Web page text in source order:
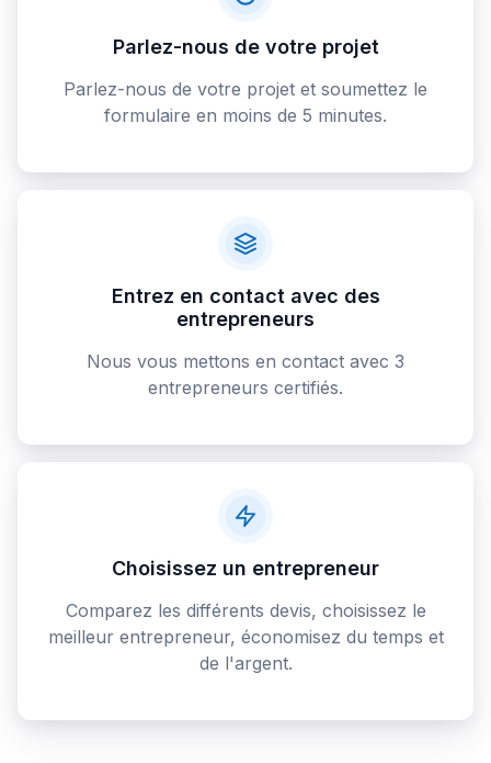
Parlez-nous de votre projet
Parlez-nous de votre projet et soumettez le
formulaire en moins de 5 minutes.
Entrez en contact avec des
entrepreneurs
Nous vous mettons en contact avec 3
entrepreneurs certifiés.
Choisissez un entrepreneur
Comparez les différents devis, choisissez le
meilleur entrepreneur, économisez du temps et
de l'argent.